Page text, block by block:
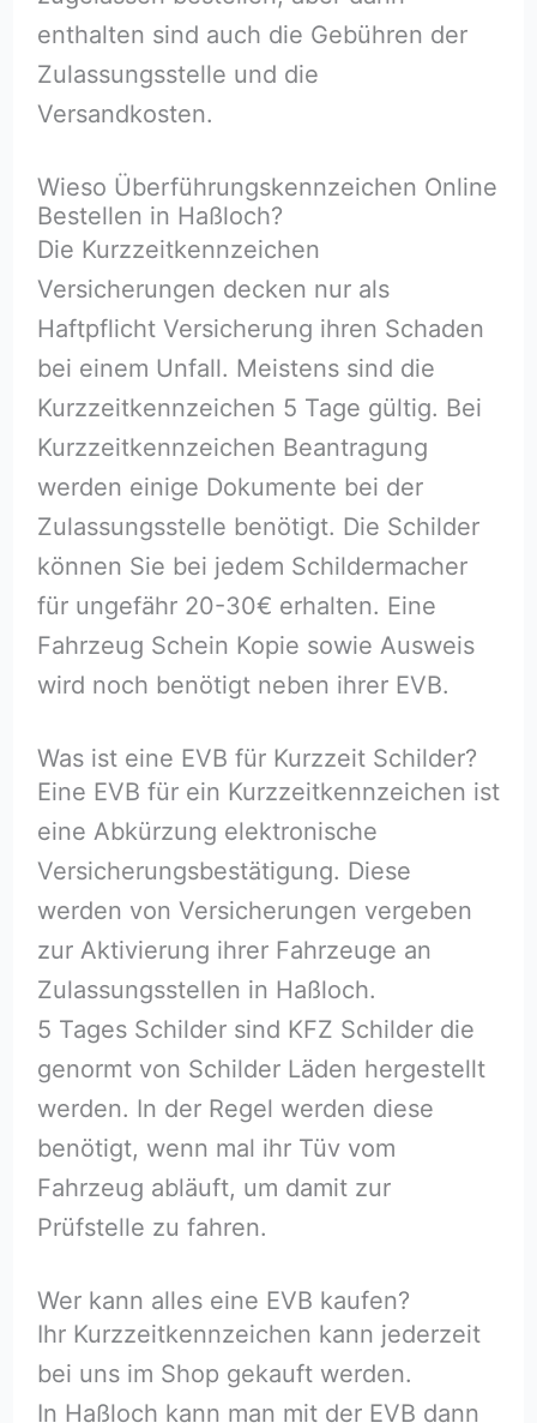
enthalten sind auch die Gebühren der
Zulassungsstelle und die
Versandkosten.
Wieso Überführungskennzeichen Online
Bestellen in Haßloch⁠?
Die Kurzzeitkennzeichen
Versicherungen decken nur als
Haftpflicht Versicherung ihren Schaden
bei einem Unfall. Meistens sind die
Kurzzeitkennzeichen 5 Tage gültig. Bei
Kurzzeitkennzeichen Beantragung
werden einige Dokumente bei der
Zulassungsstelle benötigt. Die Schilder
können Sie bei jedem Schildermacher
für ungefähr 20-30€ erhalten. Eine
Fahrzeug Schein Kopie sowie Ausweis
wird noch benötigt neben ihrer EVB.
Was ist eine EVB für Kurzzeit Schilder?
Eine EVB für ein Kurzzeitkennzeichen ist
eine Abkürzung elektronische
Versicherungsbestätigung. Diese
werden von Versicherungen vergeben
zur Aktivierung ihrer Fahrzeuge an
Zulassungsstellen in Haßloch⁠.
5 Tages Schilder sind KFZ Schilder die
genormt von Schilder Läden hergestellt
werden. In der Regel werden diese
benötigt, wenn mal ihr Tüv vom
Fahrzeug abläuft, um damit zur
Prüfstelle zu fahren.
Wer kann alles eine EVB kaufen?
Ihr Kurzzeitkennzeichen kann jederzeit
bei uns im Shop gekauft werden.
In Haßloch⁠ kann man mit der EVB dann